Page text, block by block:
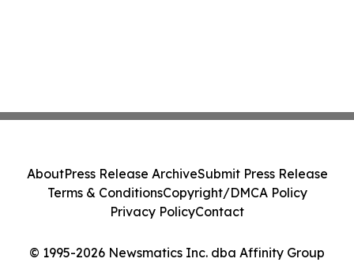
© 1995-2026 Newsmatics Inc. dba Affinity Group
AboutPress Release ArchiveSubmit Press Release
Terms & ConditionsCopyright/DMCA Policy
Privacy PolicyContact